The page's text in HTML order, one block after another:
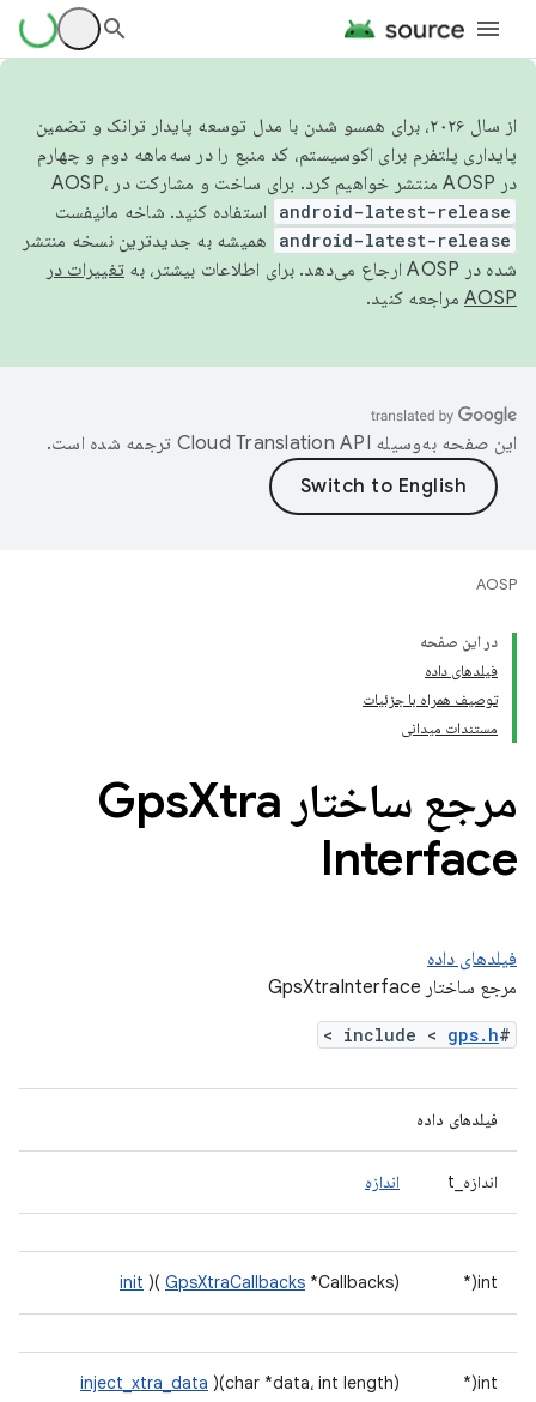
از سال ۲۰۲۶، برای همسو شدن با مدل توسعه پایدار ترانک و تضمین
پایداری پلتفرم برای اکوسیستم، کد منبع را در سه‌ماهه دوم و چهارم
در AOSP منتشر خواهیم کرد. برای ساخت و مشارکت در AOSP،
android-latest-release استفاده کنید. شاخه مانیفست
android-latest-release
همیشه به جدیدترین نسخه منتشر
شده در AOSP ارجاع می‌دهد. برای اطلاعات بیشتر، به
تغییرات در
AOSP مراجعه کنید.
این صفحه به‌وسیله ترجمه شده است.
AOSP
در این صفحه
فیلدهای داده
توصیف همراه با جزئیات
مستندات میدانی
مرجع ساختار Gps Xtra
Interface
فیلدهای داده
مرجع ساختار GpsXtraInterface
#include <
gps.h
>
فیلدهای داده
اندازه_t اندازه
int(*
init )( GpsXtraCallbacks *Callbacks)
int(*
inject_xtra_data )(char *data، int length)